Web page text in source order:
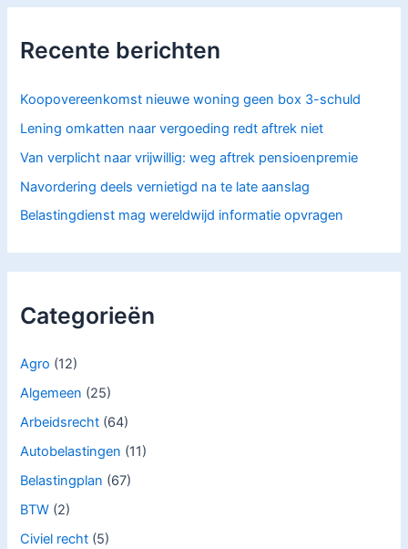
a
Recente berichten
Koopovereenkomst nieuwe woning geen box 3-schuld
Lening omkatten naar vergoeding redt aftrek niet
Van verplicht naar vrijwillig: weg aftrek pensioenpremie
Navordering deels vernietigd na te late aanslag
Belastingdienst mag wereldwijd informatie opvragen
Categorieën
Agro (12)
Algemeen (25)
Arbeidsrecht (64)
Autobelastingen (11)
Belastingplan (67)
BTW (2)
Civiel recht (5)